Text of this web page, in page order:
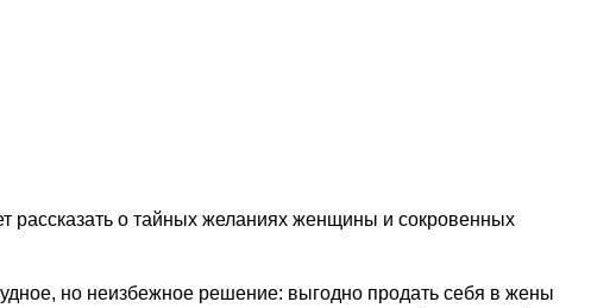
рассказать о тайных желаниях женщины и сокровенных
но неизбежное решение: выгодно продать себя в жены